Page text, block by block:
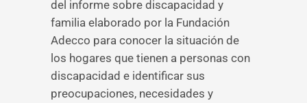
del informe sobre discapacidad y
familia elaborado por la Fundación
Adecco para conocer la situación de
los hogares que tienen a personas con
discapacidad e identificar sus
preocupaciones, necesidades y